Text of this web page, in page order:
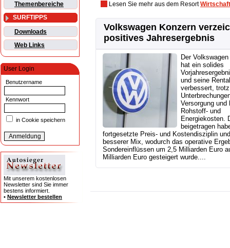
Themenbereiche
SURFTIPPS
Downloads
Web Links
User Login
Benutzername
Kennwort
in Cookie speichern
Mit unserem kostenlosen
Newsletter sind Sie immer
bestens informiert.
• Newsletter bestellen
Lesen Sie mehr aus dem ResortWirtschaft
Volkswagen Konzern
positives Jahresergebnis
Der
hat ein solides
und seine
verbessert, trotz
Versorgung und
Rohstoff- und
Energiekosten.
beigetragen
fortgesetzte Preis- und Kostendisziplin
besserer Mix, wodurch das operative
Sondereinflüssen um 2,5 Milliarden Euro
Milliarden Euro gesteigert wurde....